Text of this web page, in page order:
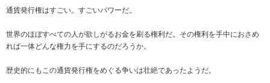
通貨発行権はすごい。すごいパワーだ。
世界のほぼすべての人が欲しがるお金を刷る権利だ。その権利を手中におさめ
れば一体どんな権力を手にするのだろうか。
歴史的にもこの通貨発行権をめぐる争いは壮絶であったようだ。